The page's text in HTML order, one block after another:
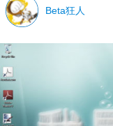
Beta狂人